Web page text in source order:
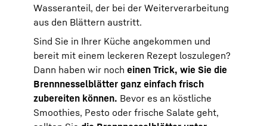
Wasseranteil, der bei der Weiterverarbeitung
aus den Blättern austritt.
Sind Sie in Ihrer Küche angekommen und
bereit mit einem leckeren Rezept loszulegen?
Dann haben wir noch einen Trick, wie Sie die
Brennnesselblätter ganz einfach frisch
zubereiten können. Bevor es an köstliche
Smoothies, Pesto oder frische Salate geht,